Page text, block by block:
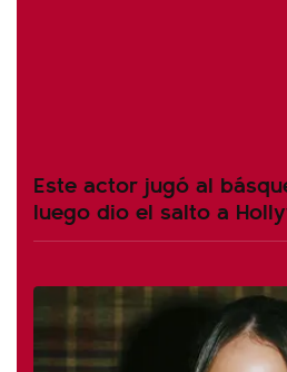
Este actor jugó al
luego dio el salto a